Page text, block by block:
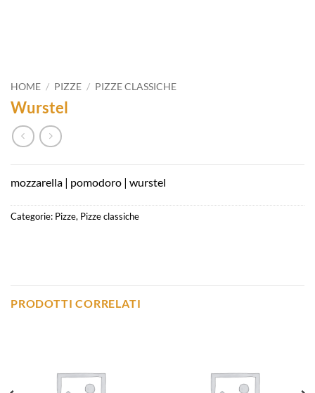
HOME / PIZZE / PIZZE CLASSICHE
Wurstel
mozzarella | pomodoro | wurstel
Categorie: Pizze, Pizze classiche
PRODOTTI CORRELATI